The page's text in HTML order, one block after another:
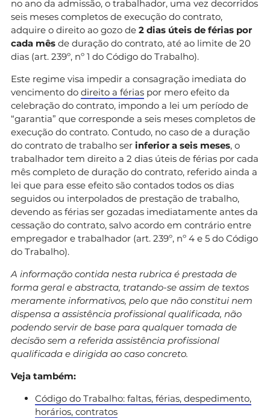
no ano da admissão, o trabalhador, uma vez decorridos
seis meses completos de execução do contrato,
adquire o direito ao gozo de 2 dias úteis de férias por
cada mês de duração do contrato, até ao limite de 20
dias (art. 239º, nº 1 do Código do Trabalho).
Este regime visa impedir a consagração imediata do
vencimento do direito a férias por mero efeito da
celebração do contrato, impondo a lei um período de
“garantia” que corresponde a seis meses completos de
execução do contrato. Contudo, no caso de a duração
do contrato de trabalho ser inferior a seis meses, o
trabalhador tem direito a 2 dias úteis de férias por cada
mês completo de duração do contrato, referido ainda a
lei que para esse efeito são contados todos os dias
seguidos ou interpolados de prestação de trabalho,
devendo as férias ser gozadas imediatamente antes da
cessação do contrato, salvo acordo em contrário entre
empregador e trabalhador (art. 239º, nº 4 e 5 do Código
do Trabalho).
A informação contida nesta rubrica é prestada de
forma geral e abstracta, tratando-se assim de textos
meramente informativos, pelo que não constitui nem
dispensa a assistência profissional qualificada, não
podendo servir de base para qualquer tomada de
decisão sem a referida assistência profissional
qualificada e dirigida ao caso concreto.
Veja também:
Código do Trabalho: faltas, férias, despedimento,
horários, contratos